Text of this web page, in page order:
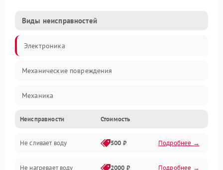
Виды неисправностей
Электроника
Механические повреждения
Механика
Управление
Электропитание
Неисправности Стоимость
Не сливает воду 500 ₽ Подробнее →
Не нагревает воду 2000 ₽ Подробнее →